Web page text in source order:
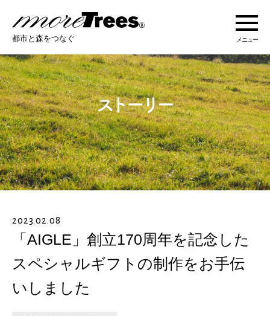
more trees
都市と森をつなぐ メニュー
more treesについて
活動紹介
活動地域
ストーリー
あなたにできること
法人の方へ
2023.02.08
「AIGLE」創立170周年を記念した
スペシャルギフトの制作をお手伝
いしました